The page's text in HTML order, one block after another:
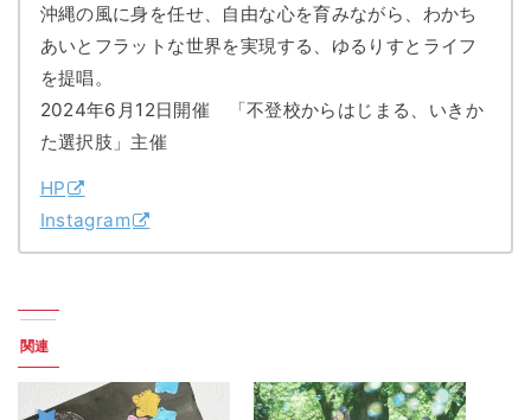
沖縄の風に身を任せ、自由な心を育みながら、わかち
あいとフラットな世界を実現する、ゆるりすとライフ
を提唱。
2024年6月12日開催 「不登校からはじまる、いきか
た選択肢」主催
HP
Instagram
関連